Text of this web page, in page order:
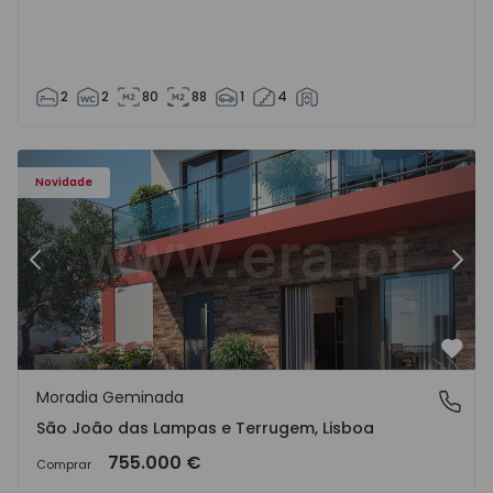
2 2 80 88 1 4
Novidade
Anterior
São João das Lampas e Terrugem, Lisboa
Moradia Geminada
São João das Lampas e Terrugem, Lisboa
Comprar 755.000 €